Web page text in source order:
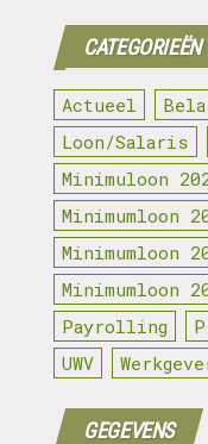
CATEGORIEËN
Actueel
Loon/Salaris
Minimuloon
Minimumloon
Minimumloon
Minimumloon
Payrolling
UWV
GEGEVENS